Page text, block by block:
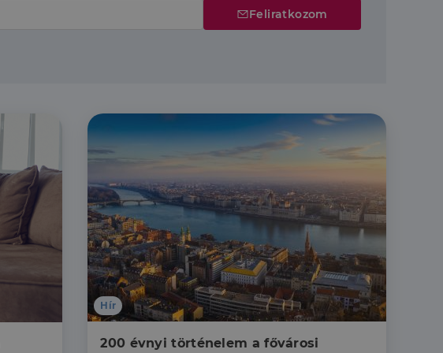
Feliratkozom
Hír
200 évnyi történelem a fővárosi